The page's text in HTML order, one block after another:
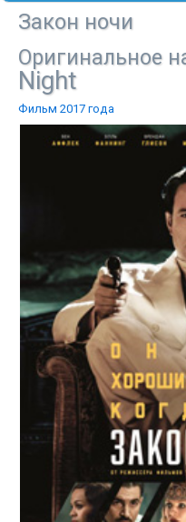
Закон ночи
Оригинальное
Night
Фильм 2017 года